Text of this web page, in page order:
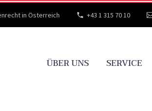
in Österreich +43 1 315 70 10
ÜBER UNS SERVICE